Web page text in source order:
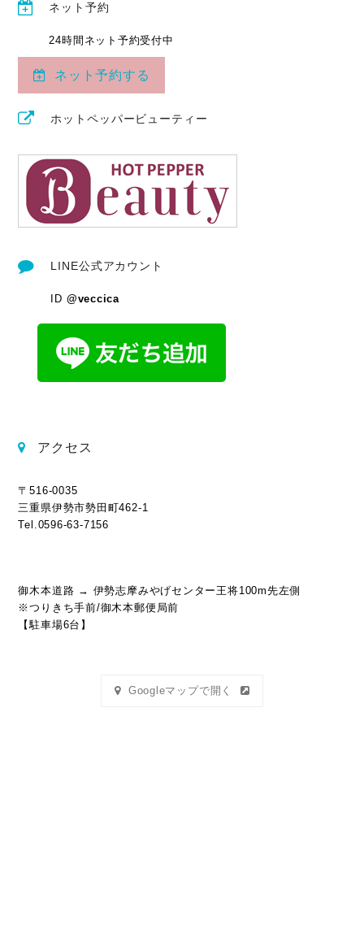
ネット予約
24時間ネット予約受付中
ネット予約する
ホットペッパービューティー
LINE公式アカウント
ID @veccica
アクセス
〒516-0035
三重県伊勢市勢田町462-1
Tel.0596-63-7156
御木本道路 → 伊勢志摩みやげセンター王将100m先左側
※つりきち手前/御木本郵便局前
【駐車場6台】
Googleマップで開く